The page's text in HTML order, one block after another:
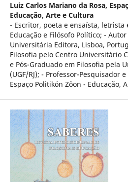
Luiz Carlos Mariano da Rosa,
Educação, Arte e Cultura
- Escritor, poeta e ensaísta, letrista
Educação e Filósofo Político; -
Universitária Editora, Lisboa,
Filosofia pelo Centro Universitário
e Pós-Graduado em Filosofia pela
(UGF/RJ); - Professor-Pesquisador
Espaço Politikón Zôon - Educação,